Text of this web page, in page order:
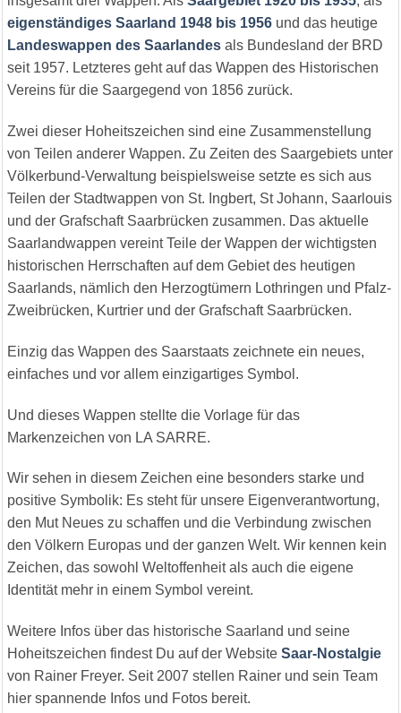
eigenständiges Saarland 1948 bis 1956 und das heutige
Landeswappen des Saarlandes als Bundesland der BRD
seit 1957. Letzteres geht auf das Wappen des Historischen
Vereins für die Saargegend von 1856 zurück.
Zwei dieser Hoheitszeichen sind eine Zusammenstellung
von Teilen anderer Wappen. Zu Zeiten des Saargebiets unter
Völkerbund-Verwaltung beispielsweise setzte es sich aus
Teilen der Stadtwappen von St. Ingbert, St Johann, Saarlouis
und der Grafschaft Saarbrücken zusammen. Das aktuelle
Saarlandwappen vereint Teile der Wappen der wichtigsten
historischen Herrschaften auf dem Gebiet des heutigen
Saarlands, nämlich den Herzogtümern Lothringen und Pfalz-
Zweibrücken, Kurtrier und der Grafschaft Saarbrücken.
Einzig das Wappen des Saarstaats zeichnete ein neues,
einfaches und vor allem einzigartiges Symbol.
Und dieses Wappen stellte die Vorlage für das
Markenzeichen von LA SARRE.
Wir sehen in diesem Zeichen eine besonders starke und
positive Symbolik: Es steht für unsere Eigenverantwortung,
den Mut Neues zu schaffen und die Verbindung zwischen
den Völkern Europas und der ganzen Welt. Wir kennen kein
Zeichen, das sowohl Weltoffenheit als auch die eigene
Identität mehr in einem Symbol vereint.
Weitere Infos über das historische Saarland und seine
Hoheitszeichen findest Du auf der Website Saar-Nostalgie
von Rainer Freyer. Seit 2007 stellen Rainer und sein Team
hier spannende Infos und Fotos bereit.